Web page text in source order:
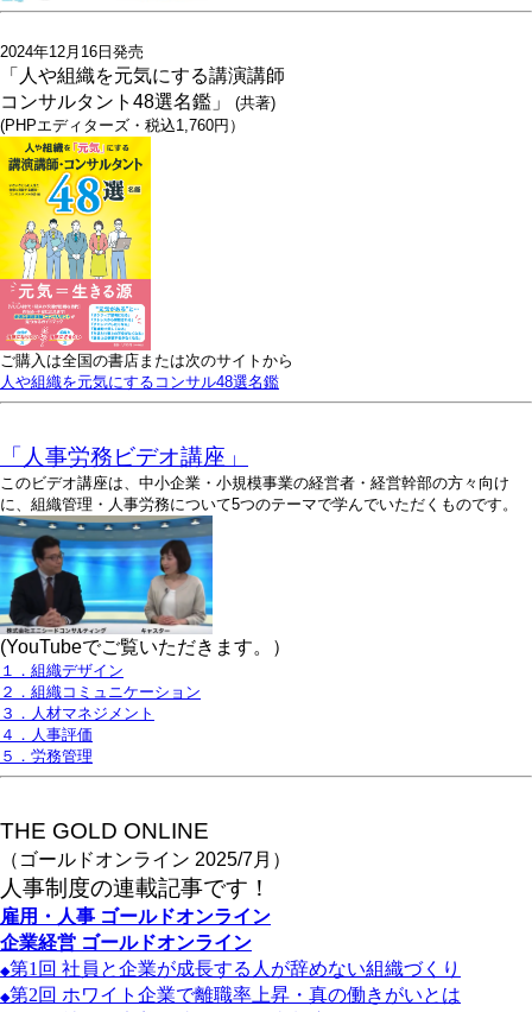
2024年12月16日発売
「人や組織を元気にする講演講師
コンサルタント48選名鑑」 (共著)
(PHPエディターズ・税込1,760円）
ご購入は全国の書店または次のサイトから
人や組織を元気にするコンサル48選名鑑
「人事労務ビデオ講座」
このビデオ講座は、中小企業・小規模事業の経営者・経営幹部の方々向け
に、組織管理・人事労務について5つのテーマで学んでいただくものです。
(YouTubeでご覧いただきます。）
１．組織デザイン
２．組織コミュニケーション
３．人材マネジメント
４．人事評価
５．労務管理
THE GOLD ONLINE
（ゴールドオンライン 2025/7月）
人事制度の連載記事です！
雇用・人事 ゴールドオンライン
企業経営 ゴールドオンライン
◆第1 回 社員と企業が成長する人が辞めない組織づくり
◆第2回 ホワイト企業で離職率上昇・真の働きがいとは